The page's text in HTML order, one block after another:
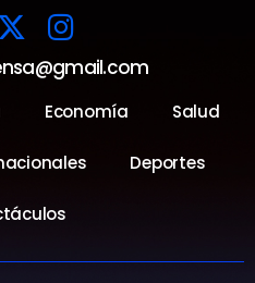
Economía Salud
Deportes